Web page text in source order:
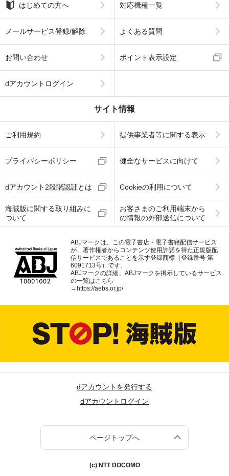
はじめての方へ 対応機種一覧
メールサービス登録/解除 よくある質問
お問い合わせ ポイント表示設定
dアカウントログイン
サイト情報
ご利用規約 提供事業者等に関する表示
プライバシーポリシー 健全なサービスに向けて
dアカウント2段階認証とは Cookieの利用について
海賊版に関する取り組みに
ついて
お客さまのご利用端末から
の情報の外部送信について
ABJマークは、この電子書店・電子書籍配信サービス
が、著作権者からコンテンツ使用許諾を得た正規版配
信サービスであることを示す登録商標（登録番号 第
6091713号）です。
ABJマークの詳細、ABJマークを掲示しているサービス
の一覧はこちら
→https://aebs.or.jp/
dアカウントを発行する
dアカウントログイン
ページトップへ
(c) NTT DOCOMO